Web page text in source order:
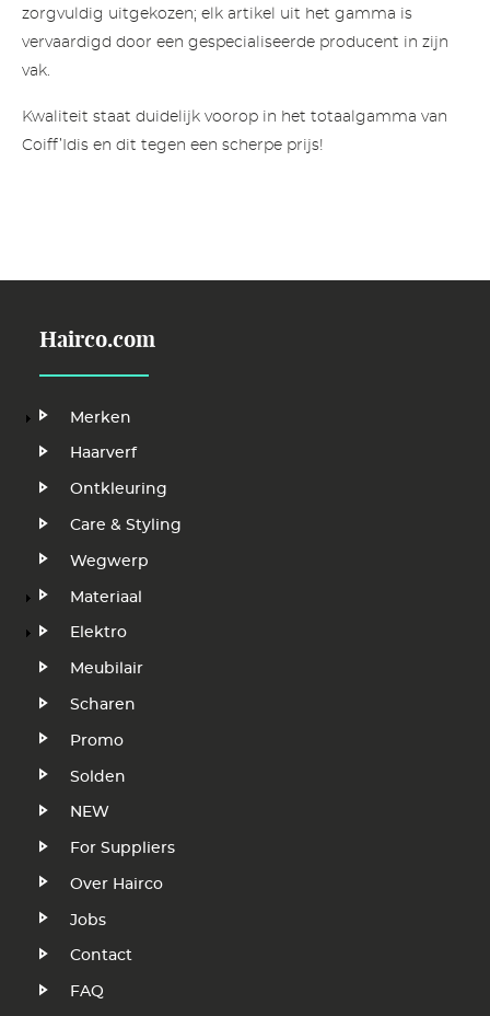
zorgvuldig uitgekozen; elk artikel uit het gamma is
vervaardigd door een gespecialiseerde producent in zijn
vak.
Kwaliteit staat duidelijk voorop in het totaalgamma van
Coiff’Idis en dit tegen een scherpe prijs!
Hairco.com
Hoofdnavigatie
Merken
Haarverf
Ontkleuring
Care & Styling
Wegwerp
Materiaal
Elektro
Meubilair
Scharen
Promo
Solden
NEW
VoetFor Suppliers
Over Hairco
Jobs
Contact
FAQ